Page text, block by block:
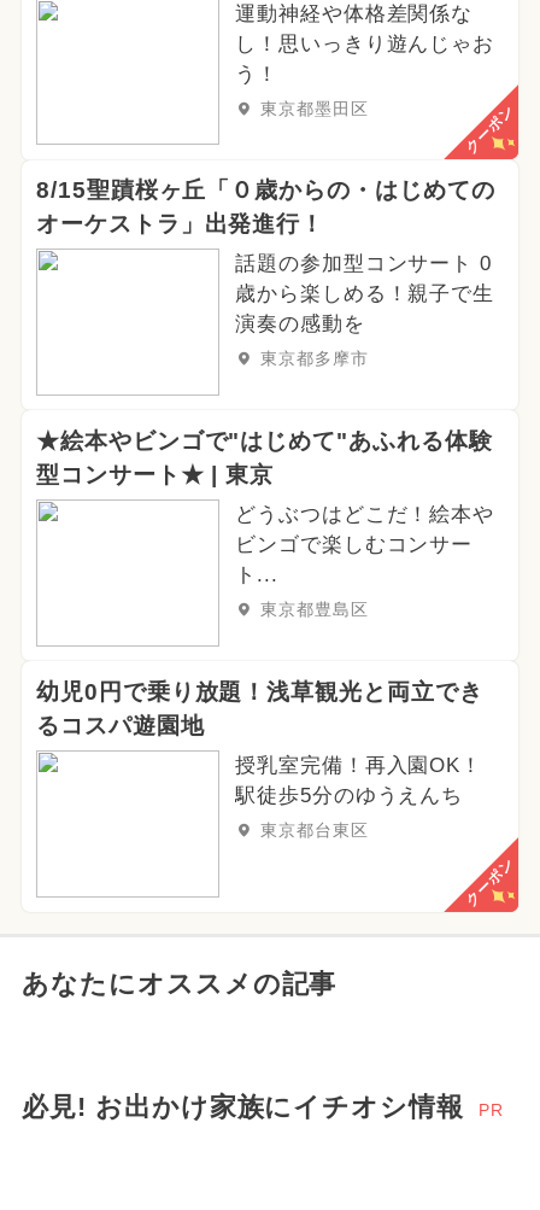
運動神経や体格差関係な
し！思いっきり遊んじゃお
う！
東京都墨田区 クーポン
8/15聖蹟桜ヶ丘「０歳からの・はじめての
オーケストラ」出発進行！
話題の参加型コンサート 0
歳から楽しめる！親子で生
演奏の感動を
東京都多摩市
★絵本やビンゴで"はじめて"あふれる体験
型コンサート★ | 東京
どうぶつはどこだ！絵本や
ビンゴで楽しむコンサー
ト...
東京都豊島区
幼児0円で乗り放題！浅草観光と両立でき
るコスパ遊園地
授乳室完備！再入園OK！
駅徒歩5分のゆうえんち
東京都台東区
クーポン
あなたにオススメの記事
必見! お出かけ家族にイチオシ情報 PR